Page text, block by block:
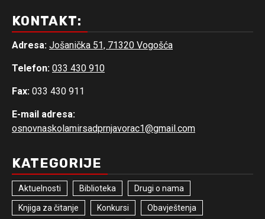
KONTAKT:
Adresa: Jošanička 51, 71320 Vogošća
Telefon: 033 430 910
Fax: 033 430 911
E-mail adresa:
osnovnaskolamirsadprnjavorac1@gmail.com
KATEGORIJE
Aktuelnosti Biblioteka Drugi o nama
Knjiga za čitanje Konkursi Obavještenja